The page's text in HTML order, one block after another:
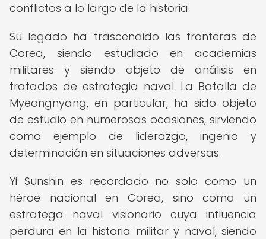
conflictos a lo largo de la historia.
Su legado ha trascendido las fronteras de
Corea, siendo estudiado en academias
militares y siendo objeto de análisis en
tratados de estrategia naval. La Batalla de
Myeongnyang, en particular, ha sido objeto
de estudio en numerosas ocasiones, sirviendo
como ejemplo de liderazgo, ingenio y
determinación en situaciones adversas.
Yi Sunshin es recordado no solo como un
héroe nacional en Corea, sino como un
estratega naval visionario cuya influencia
perdura en la historia militar y naval, siendo